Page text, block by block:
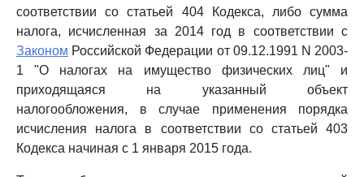
соответствии со статьей 404 Кодекса, либо сумма
налога, исчисленная за 2014 год в соответствии с
Законом Российской Федерации от 09.12.1991 N 2003-
1 "О налогах на имущество физических лиц" и
приходящаяся на указанный объект
налогообложения, в случае применения порядка
исчисления налога в соответствии со статьей 403
Кодекса начиная с 1 января 2015 года.